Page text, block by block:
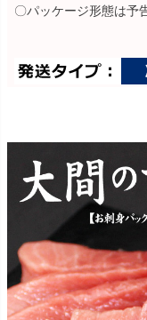
〇パッケージ形態は予